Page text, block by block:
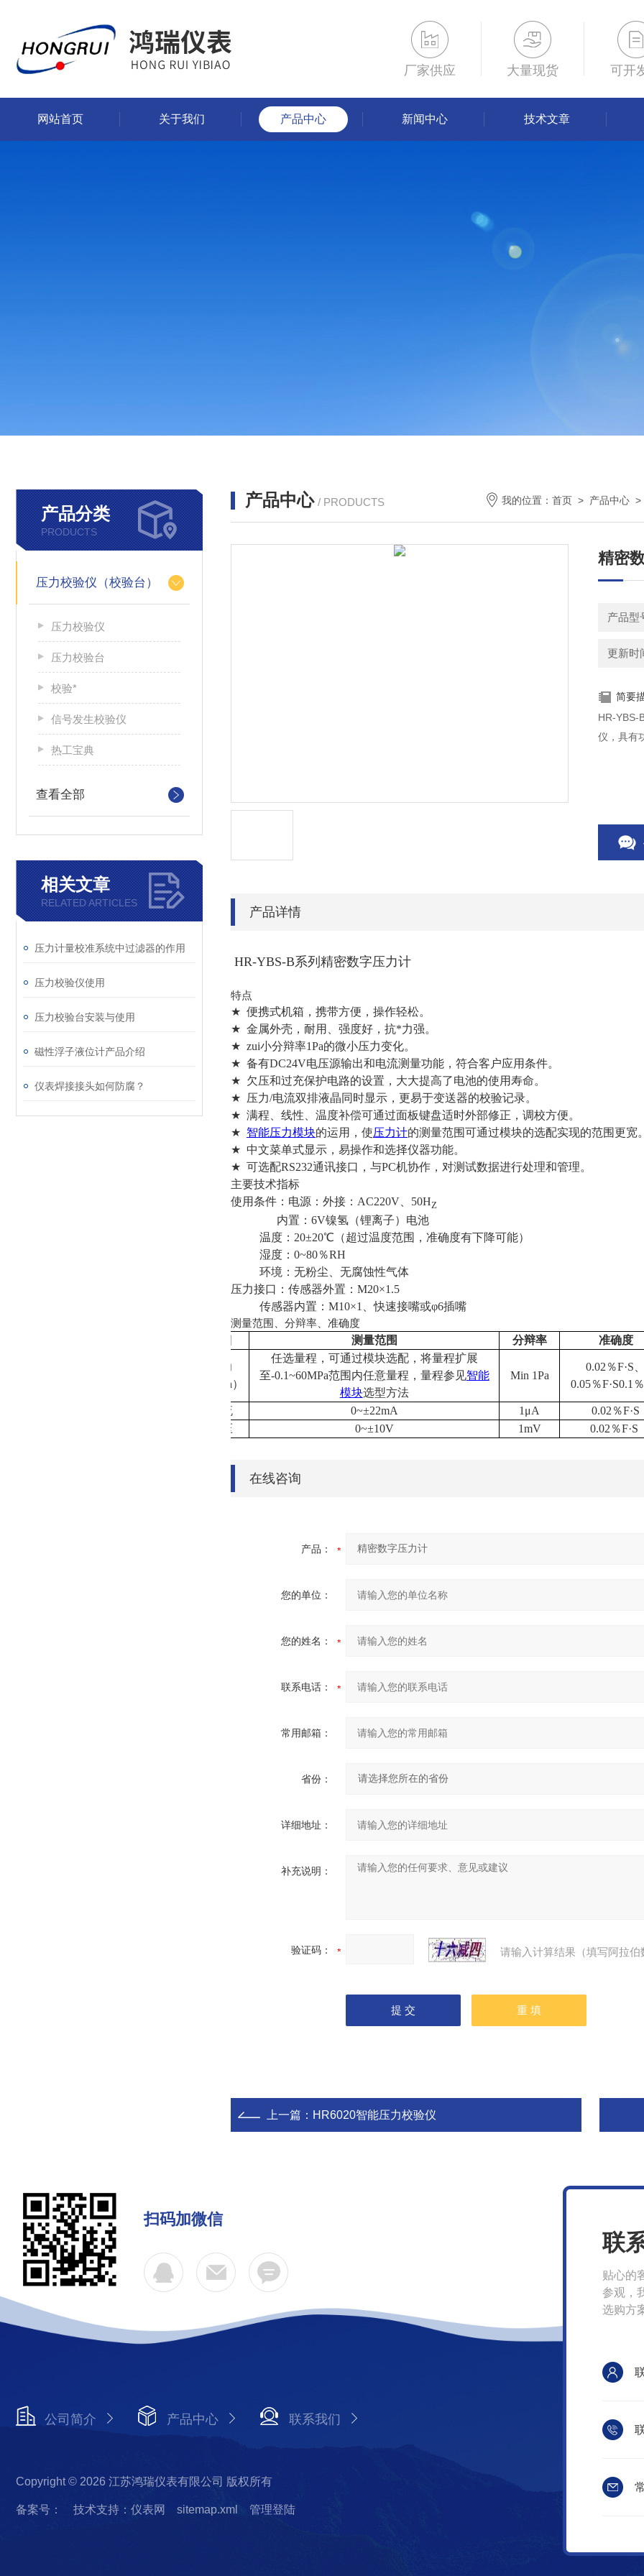
厂家供应 大量现货 可开
网站首页 关于我们 产品中心 新闻中心 技术文章
产品分类
PRODUCTS
压力校验仪（校验台）
压力校验仪
压力校验台
校验*
信号发生校验仪
热工宝典
查看全部
相关文章
RELATED ARTICLES
压力计量校准系统中过滤器的作用
压力校验仪使用
压力校验台安装与使用
磁性浮子液位计产品介绍
仪表焊接接头如何防腐？
产品中心 / PRODUCTS 我的位置： 首页 > 产品中心 >
精密
产品型
更新时
简要
HR-YBS-
仪，具有
产品详情
HR-YBS-B系列 精密数字压力计
特点
★ 便携式机箱，携带方便，操作轻松。
★ 金属外壳，耐用、强度好，抗*力强。
★ zui小分辩率1Pa的微小压力变化。
★ 备有DC24V电压源输出和电流测量功能，符合客户应用条件。
★ 欠压和过充保护电路的设置，大大提高了电池的使用寿命。
★ 压力/电流双排液晶同时显示，更易于变送器的校验记录。
★ 满程、线性、温度补偿可通过面板键盘适时外部修正，调校方便。
★ 智能压力模块的运用，使压力计的测量范围可通过模块的选配实现的范围更宽。
★ 中文菜单式显示，易操作和选择仪器功能。
★ 可选配RS232通讯接口，与PC机协作，对测试数据进行处理和管理。
主要技术指标
使用条件：电源：外接： AC220V 50HZ
内置： 6V镍氢（锂离子）电池
温度： 20±20℃ （超过温度范围，准确度有下降可能）
湿度： 0~80％RH
环境：无粉尘、无腐蚀性气体
压力接口：传感器外置： M20×1.5
传感器内置： M10×1 、快速接嘴或φ6插嘴
测量范围、分辩率、准确度
测量范围 分辩率 准确度
压力
MPa）
任选量程，可通过模块选配，将量程扩展
至-0.1~60MPa范围内任意量程，量程参见智能
模块选型方法
Min 1Pa
0.02 ％F·S
0.05％F·S0.1 ％
电流 0~±22mA 1 μA 0.02 ％F·S
电压
0~±10V 1mV 0.02 ％F·S
在线咨询
产品：
您的单位：
您的姓名：
联系电话：
常用邮箱：
省份：
详细地址：
补充说明：
验证码： 请输入计算结果（填写阿拉
上一篇： HR6020智能压力校验仪
扫码加微信
公司简介 产品中心 联系我们
Copyright © 2026 江苏鸿瑞仪表有限公司 版权所有
备案号： 技术支持：仪表网 sitemap.xml 管理登陆
联
贴心的
参观，
选购方